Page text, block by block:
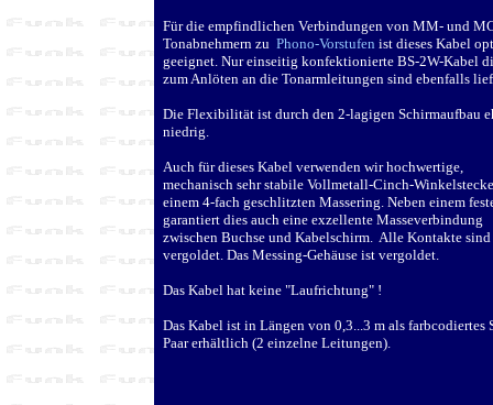
Für die empfindlichen Verbindungen von MM- und
Tonabnehmern zu Phono-Vorstufen ist dieses Kabel
geeignet. Nur einseitig konfektionierte BS-2W-Kabel
zum Anlöten an die Tonarmleitungen sind ebenfalls
Die Flexibilität ist durch den 2-lagigen Schirmaufbau
niedrig.
Auch für dieses Kabel verwenden wir hochwertige,
mechanisch sehr stabile Vollmetall-Cinch-
einem 4-fach geschlitzten Massering. Neben einem
garantiert dies auch eine exzellente Masseverbindung
zwischen Buchse und Kabelschirm. Alle Kontakte sind
vergoldet. Das Messing-Gehäuse ist vergoldet.
Das Kabel hat keine "Laufrichtung" !
Das Kabel ist in Längen von 0,3...3 m als farbcodiertes
Paar erhältlich (2 einzelne Leitungen).